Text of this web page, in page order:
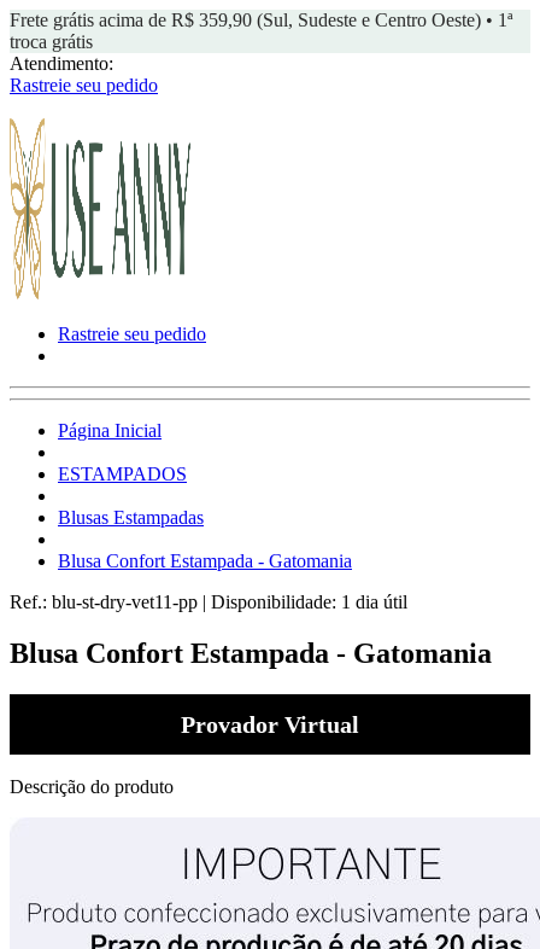
Frete grátis acima de R$ 359,90 (Sul, Sudeste e Centro Oeste) • 1ª
troca grátis
Atendimento:
Rastreie seu pedido
Rastreie seu pedido
Página Inicial
ESTAMPADOS
Blusas Estampadas
Blusa Confort Estampada - Gatomania
Ref.: blu-st-dry-vet11-pp | Disponibilidade: 1 dia útil
Blusa Confort Estampada - Gatomania
Provador Virtual
Descrição do produto